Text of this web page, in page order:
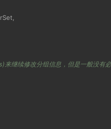
继续修改分组信息，但是一般没有必